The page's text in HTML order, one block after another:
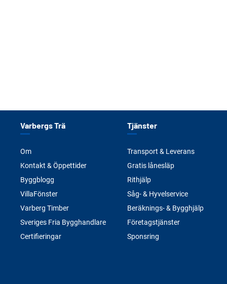
Varbergs Trä
Om
Kontakt & Öppettider
Byggblogg
VillaFönster
Varberg Timber
Sveriges Fria Bygghandlare
Certifieringar
Tjänster
Transport & Leverans
Gratis lånesläp
Rithjälp
Såg- & Hyvelservice
Beräknings- & Bygghjälp
Företagstjänster
Sponsring